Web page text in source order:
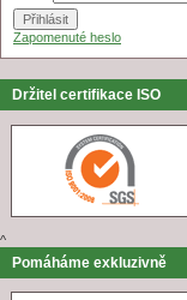
Zapomenuté heslo
Držitel certifikace ISO
^
Pomáháme exkluzivně